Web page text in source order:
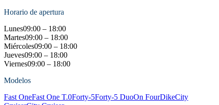
Horario de apertura
Lunes09:00 – 18:00
Martes09:00 – 18:00
Miércoles09:00 – 18:00
Jueves09:00 – 18:00
Viernes09:00 – 18:00
Modelos
Fast OneFast One T.0Forty-5Forty-5 DuoOn FourDikeCity